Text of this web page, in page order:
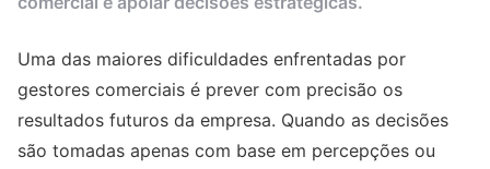
Uma das maiores dificuldades enfrentadas por
gestores comerciais é prever com precisão os
resultados futuros da empresa. Quando as decisões
são tomadas apenas com base em percepções ou